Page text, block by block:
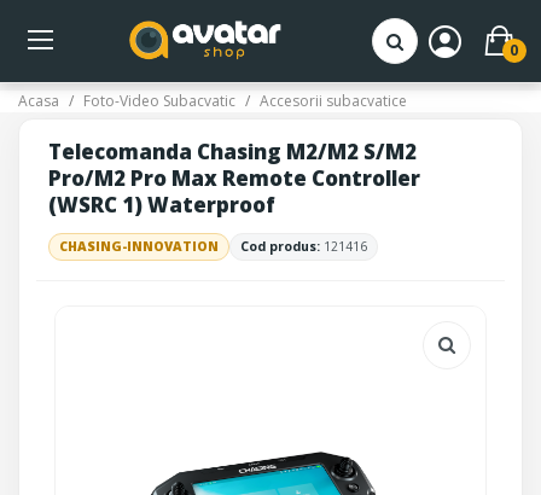
0
Acasa Foto-Video Subacvatic Accesorii subacvatice
Telecomanda Chasing M2/M2 S/M2
Pro/M2 Pro Max Remote Controller
(WSRC 1) Waterproof
CHASING-INNOVATION Cod produs: 121416